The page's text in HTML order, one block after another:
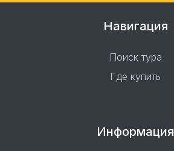
Навигация
Поиск тура
Где купить
Информация